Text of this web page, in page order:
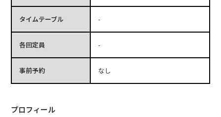
タイムテーブル -
各回定員 -
事前予約 なし
プロフィール